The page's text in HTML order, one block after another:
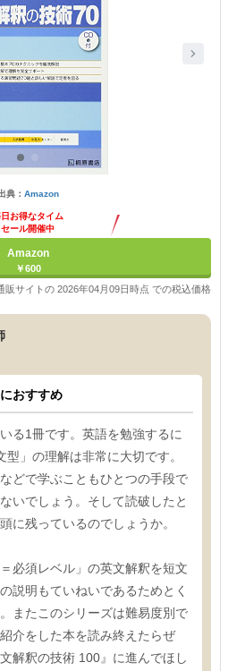
典： Amazon
お得なタイム
セール開催中
Amazon
￥600
販サイトの 2026年04月09日時点 での税込価格
おすすめ
る1冊です。英語を勉強するに
」の理解は非常に大切です。
どで学ぶこともひとつの手段で
いでしょう。そして読破したと
に残っているのでしょうか。
必須レベル」の英文解釈を短文
説明もていねいであるためとく
またこのシリーズは難易度別で
介をした本を読み終えたらぜ
解釈の技術 100』に進んでほし